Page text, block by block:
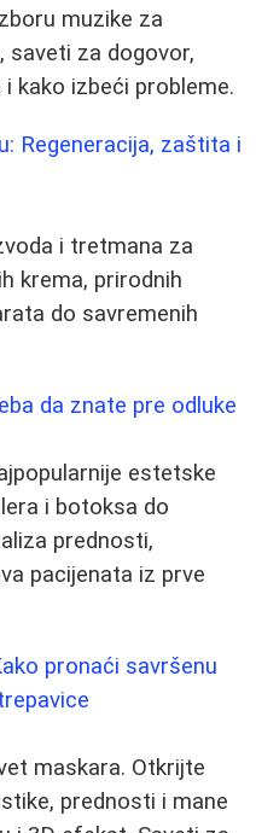
muzike za
saveti za dogovor,
kako izbeći probleme.
Regeneracija, zaštita i
i tretmana za
krema, prirodnih
do savremenih
da znate pre odluke
estetske
i botoksa do
prednosti,
pacijenata iz prve
pronaći savršenu
maskara. Otkrijte
prednosti i mane